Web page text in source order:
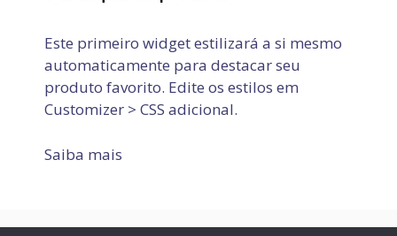
Este primeiro widget estilizará a si mesmo
automaticamente para destacar seu
produto favorito. Edite os estilos em
Customizer > CSS adicional.
Saiba mais